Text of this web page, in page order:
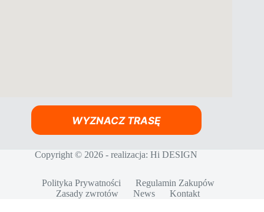
WYZNACZ TRASĘ
Copyright © 2026 - realizacja:Hi DESIGN
Polityka Prywatności
Regulamin Zakupów
Zasady zwrotów
News Kontakt